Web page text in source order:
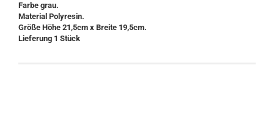
Farbe grau.
Material Polyresin.
Größe Höhe 21,5cm x Breite 19,5cm.
Lieferung 1 Stück